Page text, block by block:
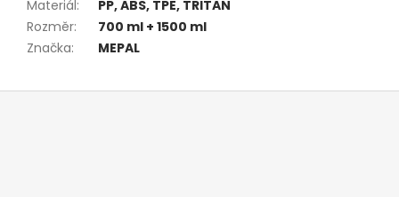
Materiál:
PP, ABS, TPE, TRITAN
Rozměr:
700 ml + 1500 ml
Značka: MEPAL
Z